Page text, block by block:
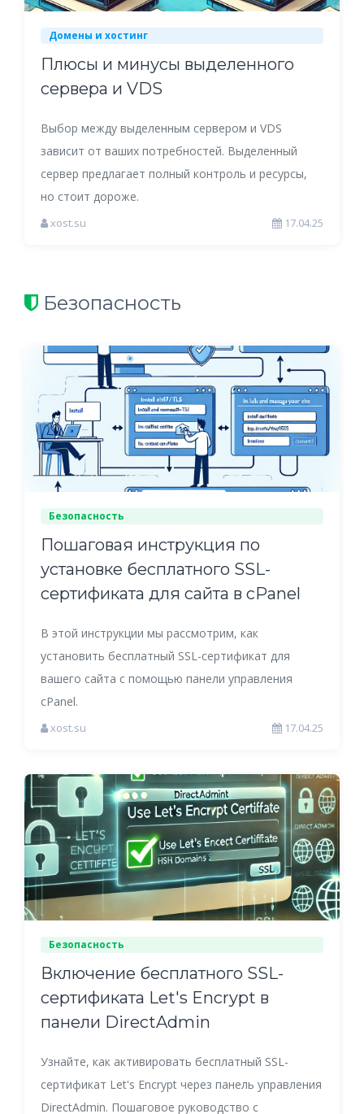
Домены и хостинг
Плюсы и минусы выделенного
сервера и VDS
Выбор между выделенным сервером и VDS
зависит от ваших потребностей. Выделенный
сервер предлагает полный контроль и ресурсы,
но стоит дороже.
xost.su 17.04.25
Безопасность
Безопасность
Пошаговая инструкция по
установке бесплатного SSL-
сертификата для сайта в cPanel
В этой инструкции мы рассмотрим, как
установить бесплатный SSL-сертификат для
вашего сайта с помощью панели управления
cPanel.
xost.su 17.04.25
Безопасность
Включение бесплатного SSL-
сертификата Let's Encrypt в
панели DirectAdmin
Узнайте, как активировать бесплатный SSL-
сертификат Let's Encrypt через панель управления
DirectAdmin. Пошаговое руководство с